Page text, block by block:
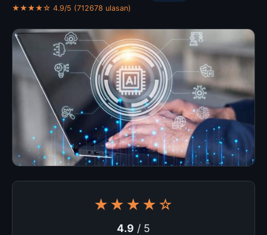
★★★★☆ 4.9/5 (712678 ulasan)
★★★★☆
4.9 / 5